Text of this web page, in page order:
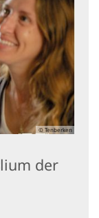
© Tenberken
der